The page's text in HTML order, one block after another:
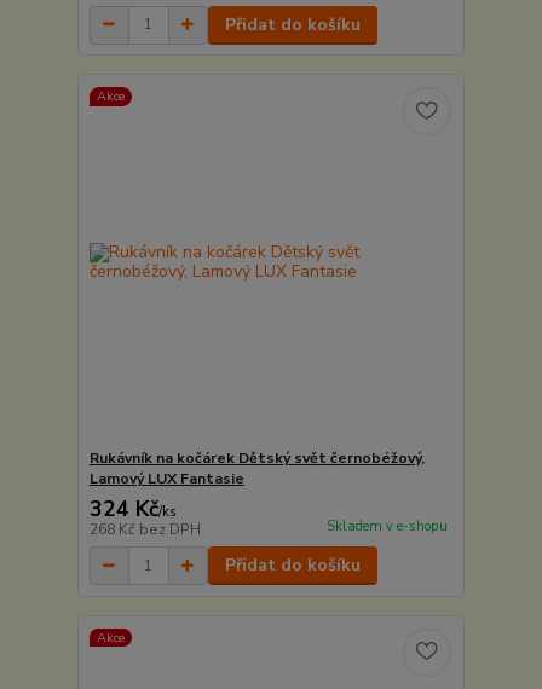
Přidat do košíku
Akce
Rukávník na kočárek Dětský svět černobéžový,
Lamový LUX Fantasie
324 Kč/ks
268 Kč bez DPH Skladem v e-shopu
Přidat do košíku
Akce